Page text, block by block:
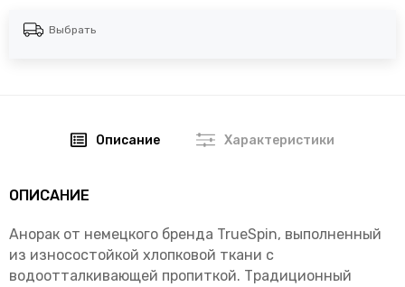
Выбрать
Описание Характеристики
ОПИСАНИЕ
Анорак от немецкого бренда TrueSpin, выполненный
из износостойкой хлопковой ткани с
водоотталкивающей пропиткой. Традиционный